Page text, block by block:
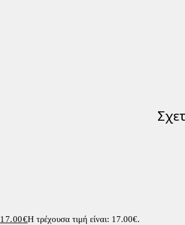
17.00€Η τρέχουσα τιμή είναι: 17.00€.